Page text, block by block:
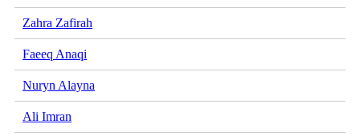
Zahra Zafirah
Faeeq Anaqi
Nuryn Alayna
Ali Imran